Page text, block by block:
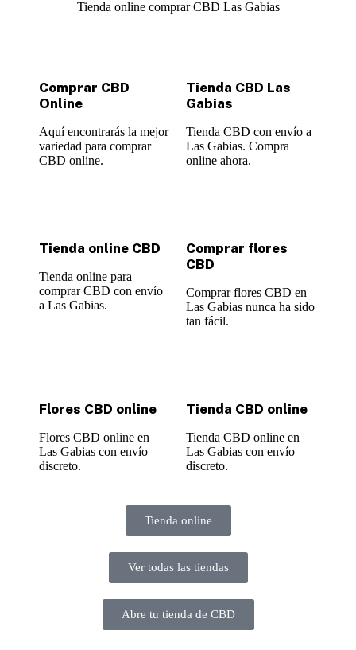
Tienda online comprar CBD Las Gabias
Comprar CBD
Online
Aquí encontrarás la mejor
variedad para comprar
CBD online.
Tienda CBD Las
Gabias
Tienda CBD con envío a
Las Gabias. Compra
online ahora.
Tienda online CBD
Tienda online para
comprar CBD con envío
a Las Gabias.
Comprar flores
CBD
Comprar flores CBD en
Las Gabias nunca ha sido
tan fácil.
Flores CBD online
Flores CBD online en
Las Gabias con envío
discreto.
Tienda CBD online
Tienda CBD online en
Las Gabias con envío
discreto.
Tienda online
Ver todas las tiendas
Abre tu tienda de CBD